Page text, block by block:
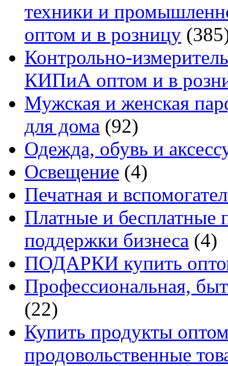
техники и
оптом и в розницу
Контрольно-
КИПиА оптом и в
Мужская и женская
для дома (92)
Одежда, обувь и
Освещение (4)
Печатная и
Платные и бесплатные
поддержки бизнеса (4)
ПОДАРКИ купить
Профессиональная,
(22)
Купить продукты
продовольственные